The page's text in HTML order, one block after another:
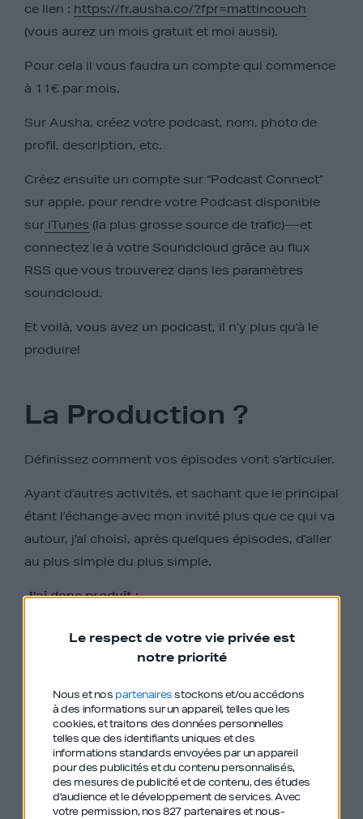
Le respect de votre vie privée est
notre priorité
Nous et nos partenairesstockons et/ou accédons
à des informations sur un appareil, telles que les
cookies, et traitons des données personnelles
telles que des identifiants uniques et des
informations standards envoyées par un appareil
pour des publicités et du contenu personnalisés,
des mesures de publicité et de contenu, des études
d'audience et le développement de services.Avec
votre permission, nos 827 partenaires et nous-
ce lien : https://fr.ausha.co/?fpr=mattincouch
(vous aurez un mois gratuit et moi aussi).
Pour cela il vous faudra un compte qui commence
à 11€ par mois.
Sur Ausha, créez votre podcast, nom, photo de
profil, description, etc.
Créez ensuite un compte sur “Podcast Connect”
sur apple, pour rendre votre Podcast disponible
sur iTunes (la plus grosse source de trafic) — et
connectez le à votre Soundcloud grâce au flux
RSS que vous trouverez dans les paramètres
soundcloud.
Et voilà, vous avez un podcast, il n’y plus qu’à le
produire!
La Production ?️
Définissez comment vos épisodes vont s’articuler.
Ayant d’autres activités, et sachant que le principal
étant l’échange avec mon invité plus que ce qui va
autour, j’ai choisi, après quelques épisodes, d’aller
au plus simple du plus simple.
J’ai donc produit :
une entrée, qui présente mon podcast pour les
conseil et agence digitaleCosaVostra). Certains
diront que c’est un peu long, je me limite à deux
minutes, et après c’est zéro interruption jusqu’à
la fin.
une sortie, qui rappelle à tous les auditeurs qui